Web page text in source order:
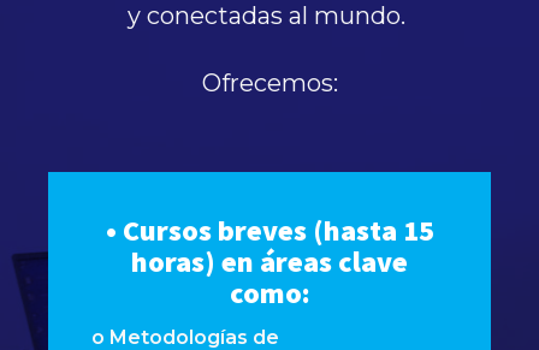
y conectadas al mundo.
Ofrecemos:
• Cursos breves (hasta 15
horas) en áreas clave
como:
o Metodologías de